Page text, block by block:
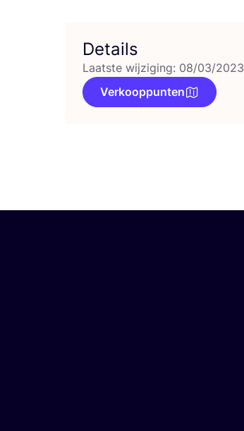
Details
Laatste wijziging: 08/03/2023
Verkooppunten